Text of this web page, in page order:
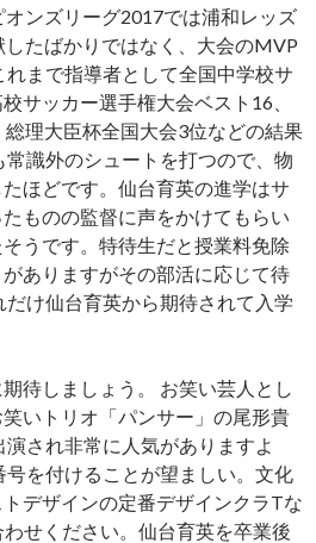
ンズリーグ2017では浦和レッズ
たばかりではなく、大会のMVP
まで指導者として全国中学校サ
サッカー選手権大会ベスト16、
理大臣杯全国大会3位などの結果
識外のシュートを打つので、物
ほどです。仙台育英の進学はサ
ものの監督に声をかけてもらい
うです。特待生だと授業料免除
ありますがその部活に応じて待
け仙台育英から期待されて入学
待しましょう。 お笑い芸人とし
いトリオ「パンサー」の尾形貴
され非常に人気がありますよ
号を付けることが望ましい。文化
デザインの定番デザインクラTな
せください。仙台育英を卒業後